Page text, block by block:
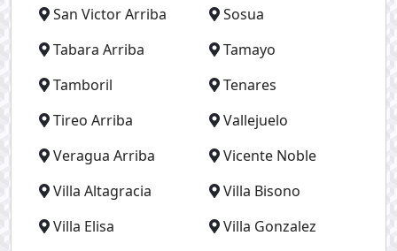
San Victor Arriba
Sosua
Tabara Arriba
Tamayo
Tamboril
Tenares
Tireo Arriba
Vallejuelo
Veragua Arriba
Vicente Noble
Villa Altagracia
Villa Bisono
Villa Elisa
Villa Gonzalez